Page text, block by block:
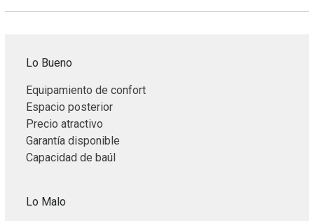
Lo Bueno
Equipamiento de confort
Espacio posterior
Precio atractivo
Garantía disponible
Capacidad de baúl
Lo Malo